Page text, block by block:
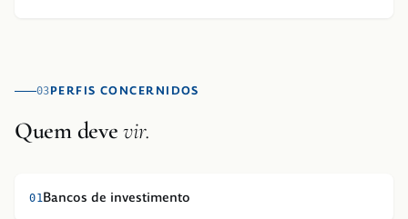
03PERFIS CONCERNIDOS
Quem deve vir.
01 Bancos de investimento